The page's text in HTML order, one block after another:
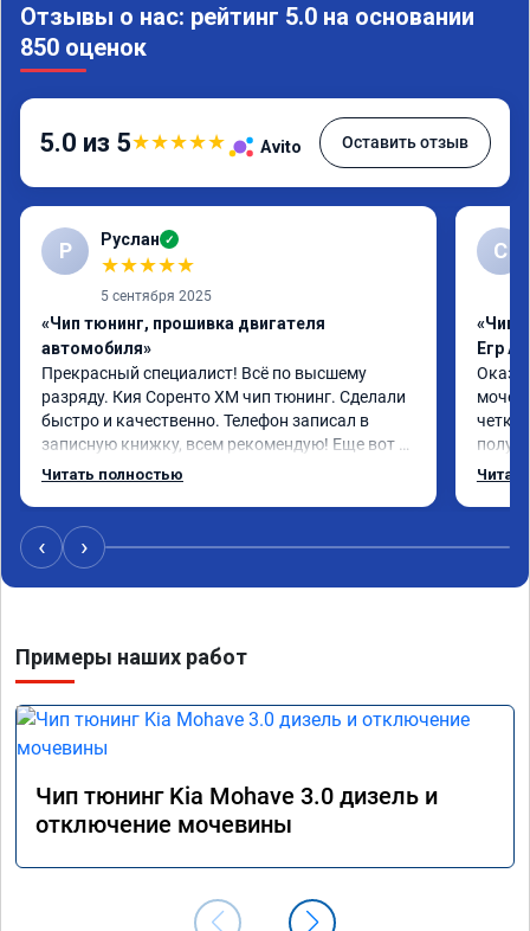
Отзывы о нас: рейтинг 5.0 на основании
850 оценок
5.0 из 5★★★★★ Avito Оставить отзыв
Р Руслан ✓
★★★★★
5 сентября 2025
«Чип тюнинг, прошивка двигателя
автомобиля»
Прекрасный специалист! Всё по высшему
разряду. Кия Соренто XM чип тюнинг. Сделали
быстро и качественно. Телефон записал в
записную книжку, всем рекомендую! Еще вот
поеду в ближайшее дни брата Мазду 6 2016 год
Читать полностью
С
«Чип
Егр
четко.
‹ ›
Примеры наших работ
Чип тюнинг Kia Mohave 3.0 дизель и
отключение мочевины